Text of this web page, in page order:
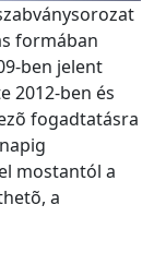
formában
ben jelent
2012-ben és
fogadtatásra
mostantól a
a